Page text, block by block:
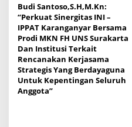
Budi Santoso,S.H,M.Kn:
“Perkuat Sinergitas INI –
IPPAT Karanganyar Bersama
Prodi MKN FH UNS Surakarta
Dan Institusi Terkait
Rencanakan Kerjasama
Strategis Yang Berdayaguna
Untuk Kepentingan Seluruh
Anggota”